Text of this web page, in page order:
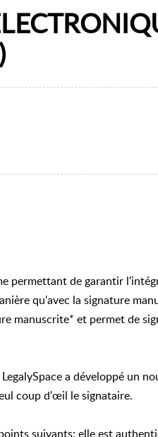
permettant de garantir
qu'avec la signature
manuscrite* et permet de
a développé un
coup d'œil le signataire.
suivants: elle est